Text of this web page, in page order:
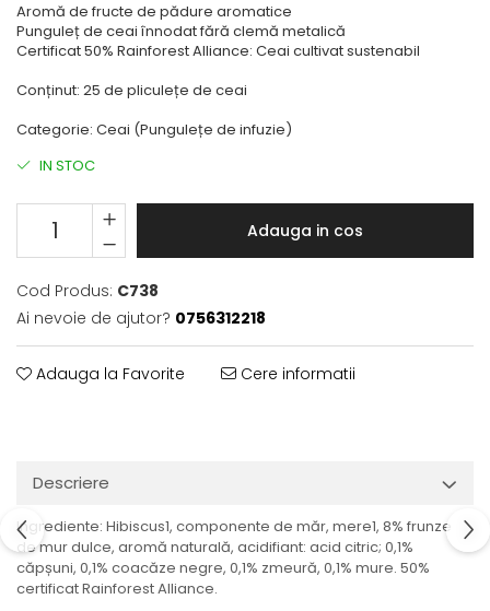
Aromă de fructe de pădure aromatice
Punguleț de ceai înnodat fără clemă metalică
Certificat 50% Rainforest Alliance: Ceai cultivat sustenabil
Conținut: 25 de pliculețe de ceai
Categorie: Ceai (Pungulețe de infuzie)
IN STOC
Adauga in cos
Cod Produs: C738
Ai nevoie de ajutor? 0756312218
Adauga la Favorite Cere informatii
Descriere
Ingrediente: Hibiscus1, componente de măr, mere1, 8% frunze
de mur dulce, aromă naturală, acidifiant: acid citric; 0,1%
căpșuni, 0,1% coacăze negre, 0,1% zmeură, 0,1% mure. 50%
certificat Rainforest Alliance.